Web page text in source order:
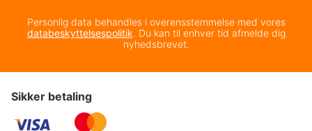
Personlig data behandles i overensstemmelse med vores
databeskyttelsespolitik. Du kan til enhver tid afmelde dig
nyhedsbrevet.
Sikker betaling